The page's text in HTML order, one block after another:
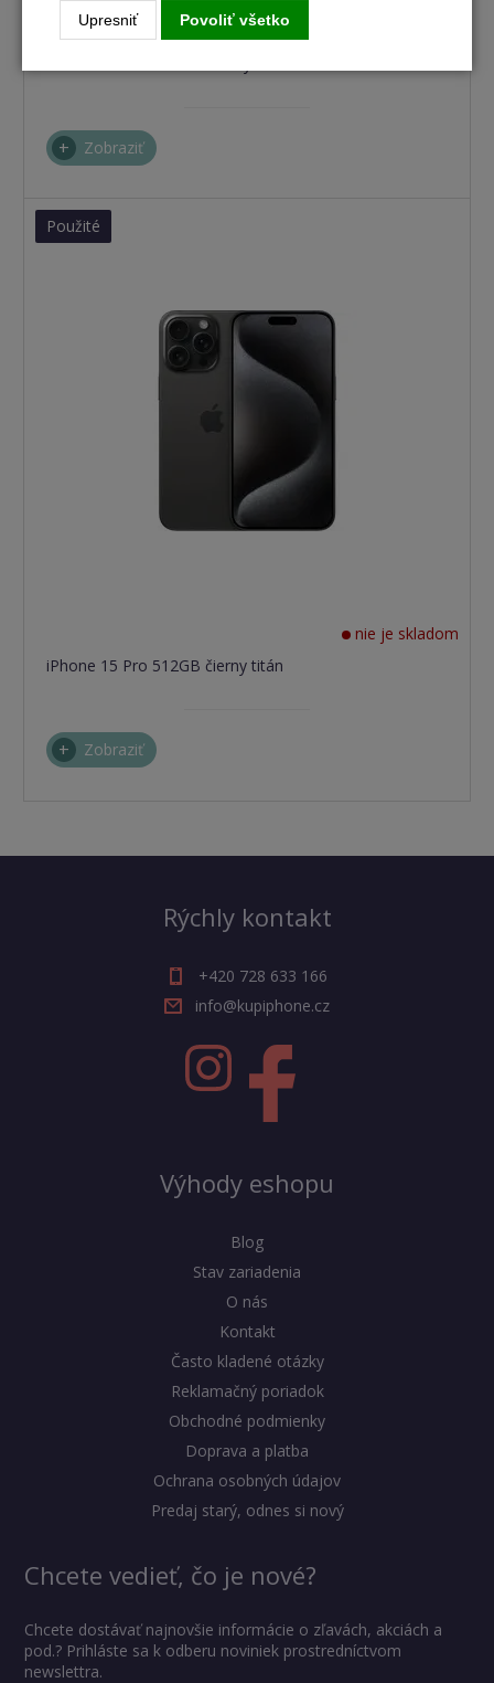
Zobraziť
Použité
nie je skladom
iPhone 15 Pro 512GB čierny titán
Zobraziť
Rýchly kontakt
+420 728 633 166
info@kupiphone.cz
Výhody eshopu
Blog
Stav zariadenia
O nás
Kontakt
Často kladené otázky
Reklamačný poriadok
Obchodné podmienky
Doprava a platba
Ochrana osobných údajov
Predaj starý, odnes si nový
Chcete vedieť, čo je nové?
Chcete dostávať najnovšie informácie o zľavách, akciách a
pod.? Prihláste sa k odberu noviniek prostredníctvom
newslettra.
Upresniť Povoliť všetko